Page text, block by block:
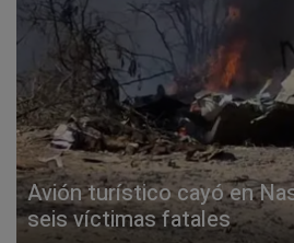
Avión turístico cayó en
seis víctimas fatales